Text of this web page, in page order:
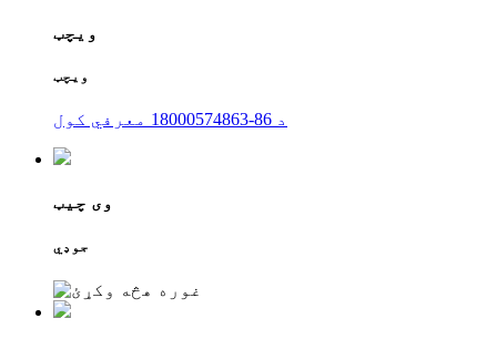
ویچټ
ویچټ
د 86-18000574863 معرفي کول
وی چیټ
جوډي